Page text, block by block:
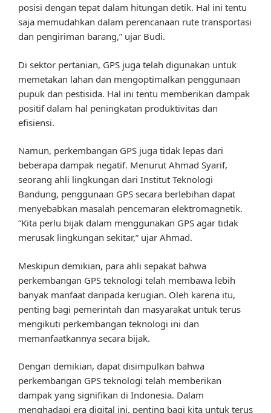
posisi dengan tepat dalam hitungan detik. Hal ini tentu
saja memudahkan dalam perencanaan rute transportasi
dan pengiriman barang,” ujar Budi.
Di sektor pertanian, GPS juga telah digunakan untuk
memetakan lahan dan mengoptimalkan penggunaan
pupuk dan pestisida. Hal ini tentu memberikan dampak
positif dalam hal peningkatan produktivitas dan
efisiensi.
Namun, perkembangan GPS juga tidak lepas dari
beberapa dampak negatif. Menurut Ahmad Syarif,
seorang ahli lingkungan dari Institut Teknologi
Bandung, penggunaan GPS secara berlebihan dapat
menyebabkan masalah pencemaran elektromagnetik.
“Kita perlu bijak dalam menggunakan GPS agar tidak
merusak lingkungan sekitar,” ujar Ahmad.
Meskipun demikian, para ahli sepakat bahwa
perkembangan GPS teknologi telah membawa lebih
banyak manfaat daripada kerugian. Oleh karena itu,
penting bagi pemerintah dan masyarakat untuk terus
mengikuti perkembangan teknologi ini dan
memanfaatkannya secara bijak.
Dengan demikian, dapat disimpulkan bahwa
perkembangan GPS teknologi telah memberikan
dampak yang signifikan di Indonesia. Dalam
menghadapi era digital ini, penting bagi kita untuk terus